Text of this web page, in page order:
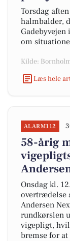
Torsdag
halmbalder,
Gadebyvejen
om
Kilde:
Læs hele
ALARM112
58-årig
Onsdag kl.
overtrædelse
Andersen
rundkørslen
vigepligt,
bremse for